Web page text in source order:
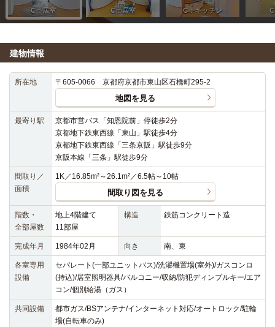
建物情報
所在地 〒605-0066 京都府京都市東山区石橋町295-2
地図を見る
最寄り駅
京都市営バス「知恩院前」停徒歩2分
京都地下鉄東西線「東山」駅徒歩4分
京都地下鉄東西線「三条京阪」駅徒歩9分
京阪本線「三条」駅徒歩9分
間取り／
面積
1K／16.85m²～26.1m²／6.5帖～10帖
間取り図を見る
階数・
全部屋数
地上4階建て
11部屋
構造 鉄筋コンクリート造
完成年月 1984年02月 向き 南、東
各室専用
設備
セパレート(一部ユニットバス)/洗濯機置場(室外)/ガスコンロ
(持込)/居室照明器具/バルコニー/収納/防犯ディンプルキー/エア
コン/個別給湯（ガス）
共同設備
都市ガス/BSアンテナ/インターネット対応/オートロック/駐輪
場(自転車のみ)